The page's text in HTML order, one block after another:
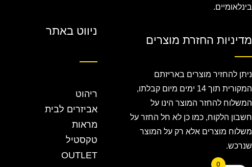
בינלאומיים.
מדיניות החזרת מוצרים
ניתן להחזיר מוצרים באריזתם
המקורית תוך 14 ימים מיום קבלתו,
המשלוח להחזר המוצר הינו על
חשבון הלקוח, כמו כן לא חל החזר על
משלוח מוצרים אלא רק על המוצר
שנרכש.
ניווט באתר
ריהוט
אביזרים לבית
מראות
טקסטיל
OUTLET
0